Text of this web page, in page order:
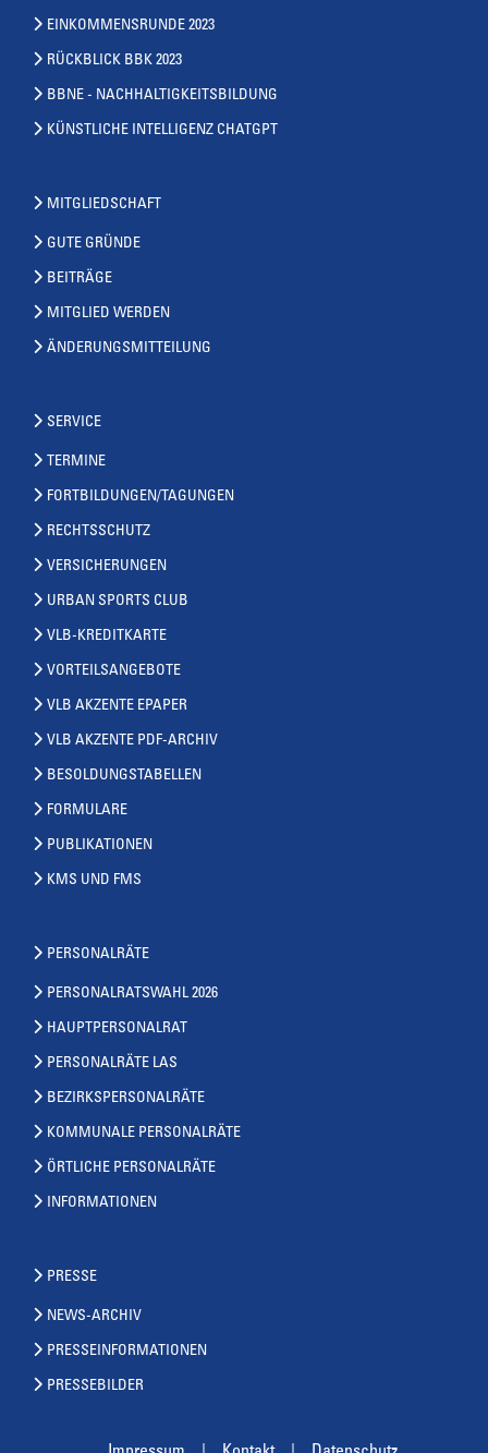
EINKOMMENSRUNDE 2023
RÜCKBLICK BBK 2023
BBNE - NACHHALTIGKEITSBILDUNG
KÜNSTLICHE INTELLIGENZ CHATGPT
MITGLIEDSCHAFT
GUTE GRÜNDE
BEITRÄGE
MITGLIED WERDEN
ÄNDERUNGSMITTEILUNG
SERVICE
TERMINE
FORTBILDUNGEN/TAGUNGEN
RECHTSSCHUTZ
VERSICHERUNGEN
URBAN SPORTS CLUB
VLB-KREDITKARTE
VORTEILSANGEBOTE
VLB AKZENTE EPAPER
VLB AKZENTE PDF-ARCHIV
BESOLDUNGSTABELLEN
FORMULARE
PUBLIKATIONEN
KMS UND FMS
PERSONALRÄTE
PERSONALRATSWAHL 2026
HAUPTPERSONALRAT
PERSONALRÄTE LAS
BEZIRKSPERSONALRÄTE
KOMMUNALE PERSONALRÄTE
ÖRTLICHE PERSONALRÄTE
INFORMATIONEN
PRESSE
NEWS-ARCHIV
PRESSEINFORMATIONEN
PRESSEBILDER